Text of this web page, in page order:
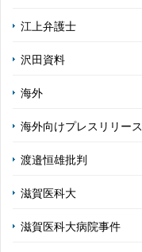
江上弁護士
沢田資料
海外
海外向けプレスリリース
渡邉恒雄批判
滋賀医科大
滋賀医科大病院事件